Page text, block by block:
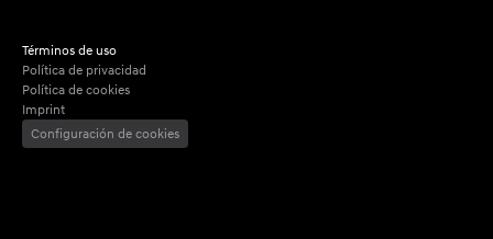
Términos de uso
Política de privacidad
Política de cookies
Imprint
Configuración de cookies